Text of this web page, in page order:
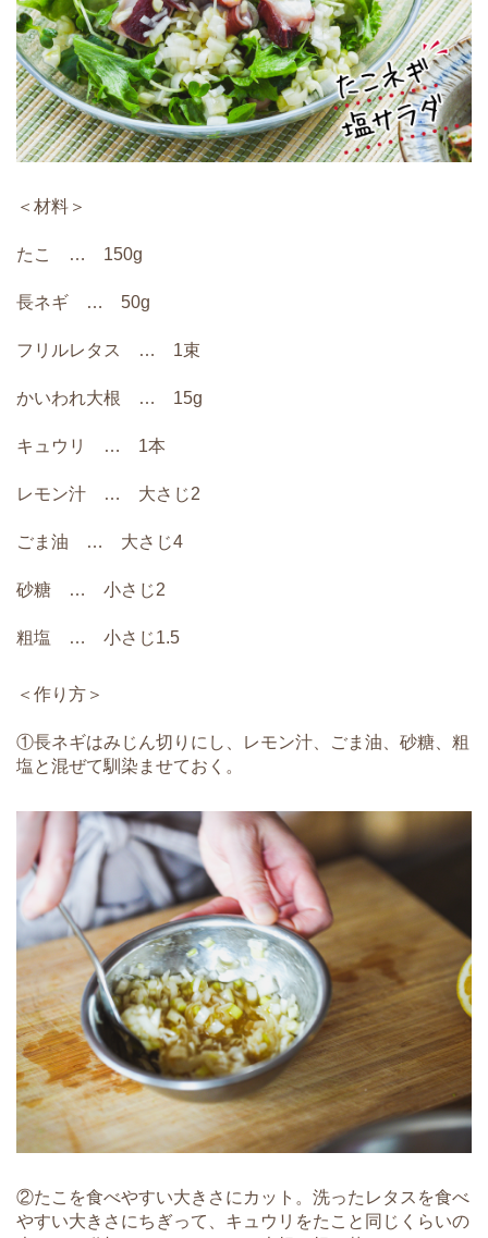
＜材料＞
たこ … 150g
長ネギ … 50g
フリルレタス … 1束
かいわれ大根 … 15g
キュウリ … 1本
レモン汁 … 大さじ2
ごま油 … 大さじ4
砂糖 … 小さじ2
粗塩 … 小さじ1.5
＜作り方＞
①長ネギはみじん切りにし、レモン汁、ごま油、砂糖、粗
塩と混ぜて馴染ませておく。
②たこを食べやすい大きさにカット。洗ったレタスを食べ
やすい大きさにちぎって、キュウリをたこと同じくらいの